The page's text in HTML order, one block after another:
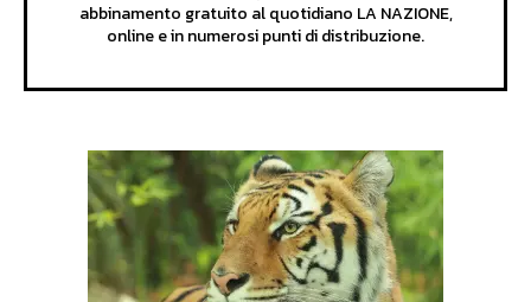
abbinamento gratuito al quotidiano LA NAZIONE,
online e in numerosi punti di distribuzione.